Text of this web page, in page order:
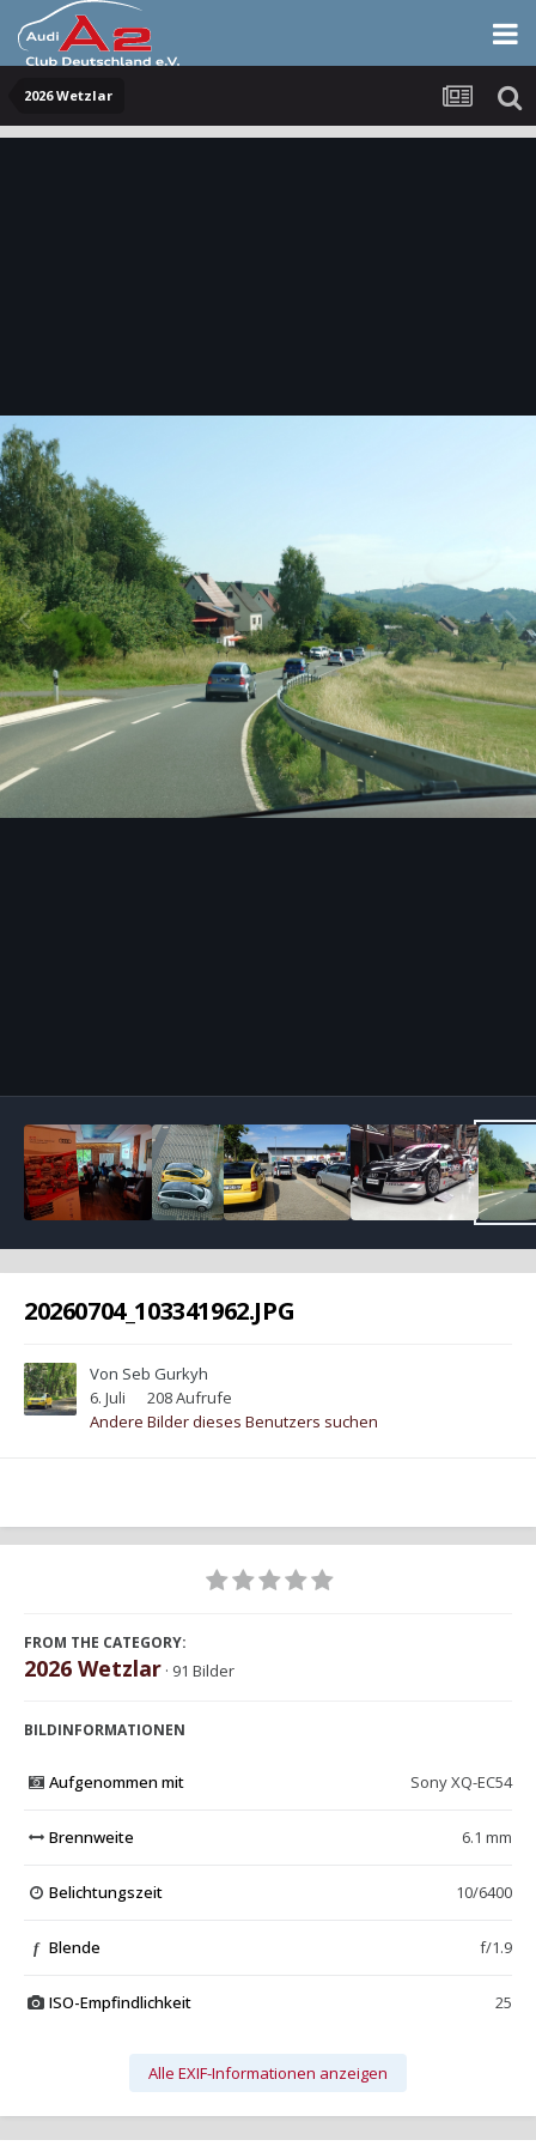
2026 Wetzlar
20260704_103341962.JPG
Von Seb Gurkyh
6. Juli
208 Aufrufe
Andere Bilder dieses Benutzers suchen
FROM THE CATEGORY:
2026 Wetzlar · 91 Bilder
BILDINFORMATIONEN
Aufgenommen mit Sony XQ-EC54
Brennweite 6.1 mm
Belichtungszeit 10/6400
f Blende f/1.9
ISO-Empfindlichkeit 25
Alle EXIF-Informationen anzeigen